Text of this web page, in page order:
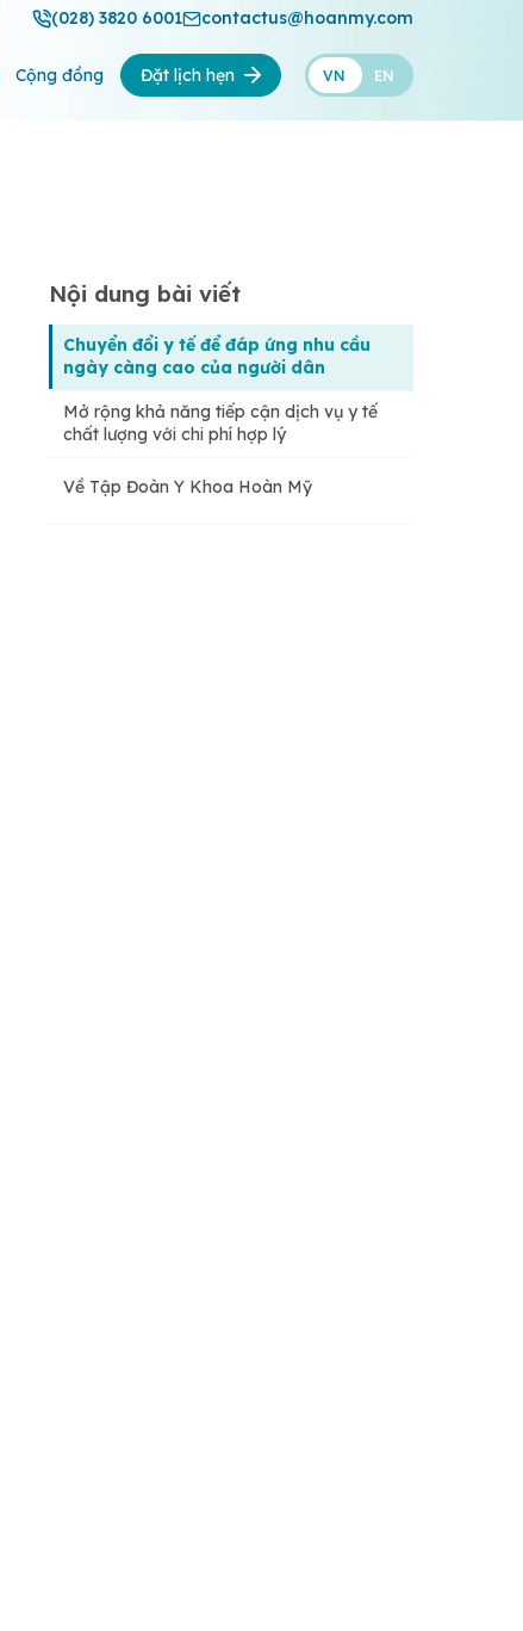
(028) 3820 6001 contactus@hoanmy.com
Cộng đồng Đặt lịch hẹn VN EN
Nội dung bài viết
Chuyển đổi y tế để đáp ứng nhu cầu
ngày càng cao của người dân
Mở rộng khả năng tiếp cận dịch vụ y tế
chất lượng với chi phí hợp lý
Về Tập Đoàn Y Khoa Hoàn Mỹ